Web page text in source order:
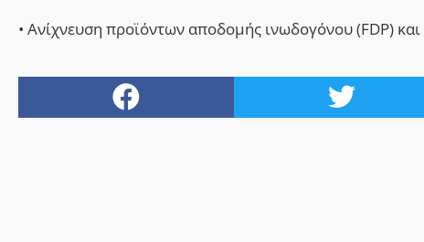
• Ανίχνευση προϊόντων αποδομής ινωδογόνου (FDP)